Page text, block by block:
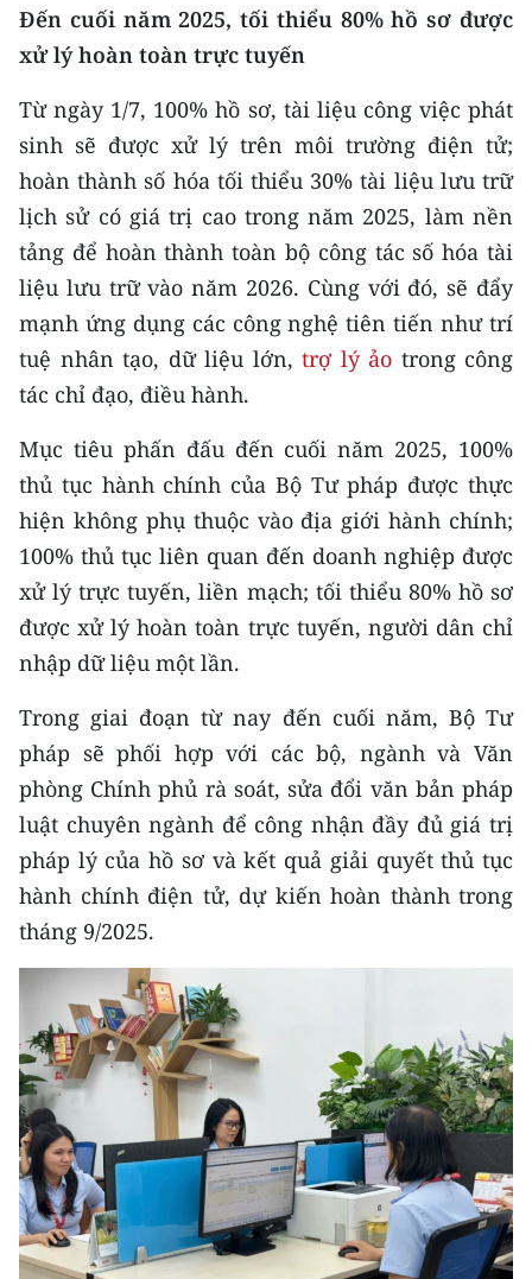
Media Kinh tế
Media Văn hóa
Media Xã hội
Media Pháp luật
Media Du lịch
Media Thế giới
Media Thể thao
Media Giáo dục
Media Y tế
Media Khoa học - Công nghệ
Media Môi trường
Ảnh
Infographic
TIN MỚI
TIN ĐỊA PHƯƠNG
Đồng bằng sông Hồng
Bắc Trung Bộ
Duyên hải Nam Trung Bộ và Tây
Nguyên
Đông Nam Bộ
Đồng bằng sông Cửu Long
Đến cuối năm 2025, tối thiểu 80% hồ sơ được
xử lý hoàn toàn trực tuyến
Từ ngày 1/7, 100% hồ sơ, tài liệu công việc phát
sinh sẽ được xử lý trên môi trường điện tử;
hoàn thành số hóa tối thiểu 30% tài liệu lưu trữ
lịch sử có giá trị cao trong năm 2025, làm nền
tảng để hoàn thành toàn bộ công tác số hóa tài
liệu lưu trữ vào năm 2026. Cùng với đó, sẽ đẩy
mạnh ứng dụng các công nghệ tiên tiến như trí
tuệ nhân tạo, dữ liệu lớn, trợ lý ảo trong công
tác chỉ đạo, điều hành.
Mục tiêu phấn đấu đến cuối năm 2025, 100%
thủ tục hành chính của Bộ Tư pháp được thực
hiện không phụ thuộc vào địa giới hành chính;
100% thủ tục liên quan đến doanh nghiệp được
xử lý trực tuyến, liền mạch; tối thiểu 80% hồ sơ
được xử lý hoàn toàn trực tuyến, người dân chỉ
nhập dữ liệu một lần.
Trong giai đoạn từ nay đến cuối năm, Bộ Tư
pháp sẽ phối hợp với các bộ, ngành và Văn
phòng Chính phủ rà soát, sửa đổi văn bản pháp
luật chuyên ngành để công nhận đầy đủ giá trị
pháp lý của hồ sơ và kết quả giải quyết thủ tục
hành chính điện tử, dự kiến hoàn thành trong
tháng 9/2025.